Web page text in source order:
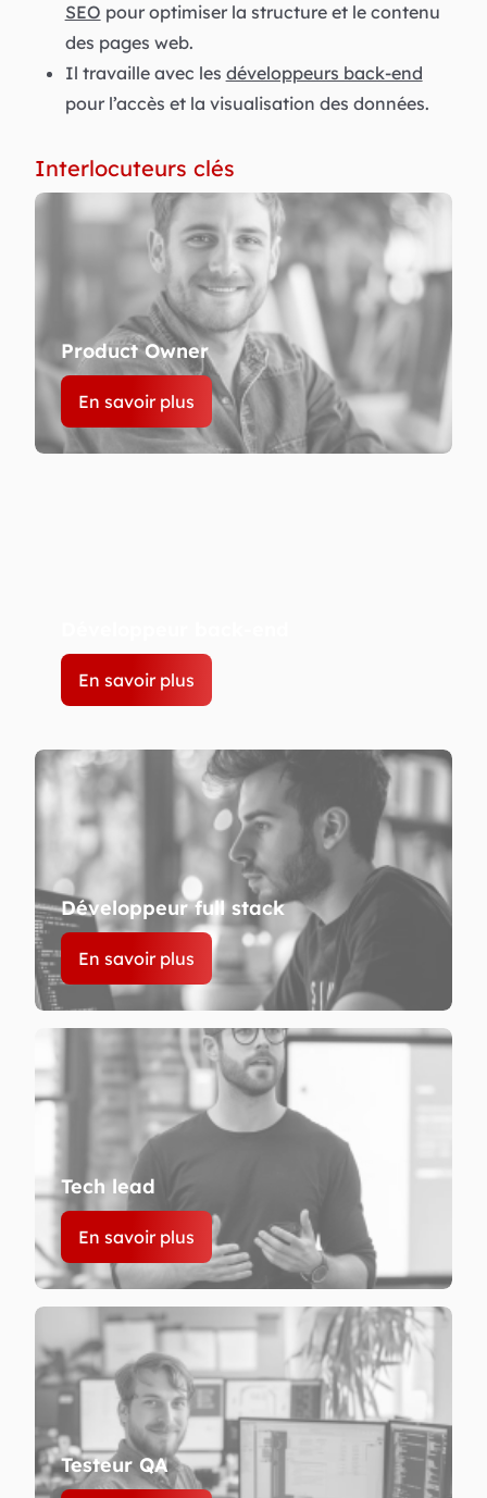
SEO pour optimiser la structure et le contenu
des pages web.
Il travaille avec les développeurs back-end
pour l’accès et la visualisation des données.
Interlocuteurs clés
Product Owner
En savoir plus
En savoir plus
Développeur full stack
En savoir plus
Tech lead
En savoir plus
Testeur QA